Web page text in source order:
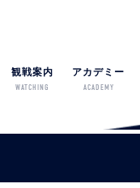
観戦案内
WATCHING
アカデミー
ACADEMY